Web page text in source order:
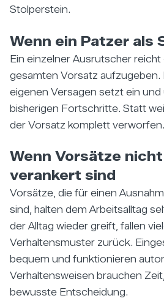
Stolperstein.
Wenn ein Patzer als
Ein einzelner Ausrutscher
gesamten Vorsatz aufzugeben.
eigenen Versagen setzt ein und
bisherigen Fortschritte. Statt
der Vorsatz komplett verworfen.
Wenn Vorsätze
verankert sind
Vorsätze, die für einen
sind, halten dem Arbeitsalltag
der Alltag wieder greift, fallen
Verhaltensmuster zurück.
bequem und funktionieren
Verhaltensweisen brauchen
bewusste Entscheidung.